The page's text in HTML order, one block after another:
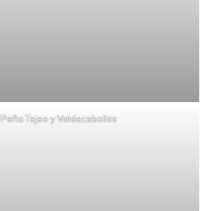
Peña Tejeo y Valdecebollas